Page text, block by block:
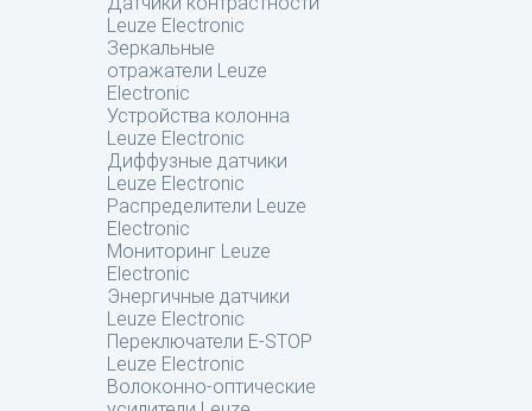
Leuze Electronic
Зеркальные
отражатели Leuze
Electronic
Устройства колонна
Leuze Electronic
Диффузные датчики
Leuze Electronic
Распределители Leuze
Electronic
Мониторинг Leuze
Electronic
Энергичные датчики
Leuze Electronic
Переключатели E-STOP
Leuze Electronic
Волоконно-оптические